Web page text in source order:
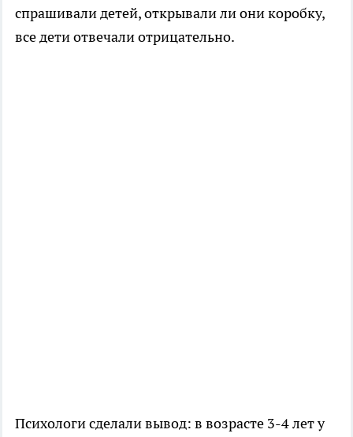
спрашивали детей, открывали ли они коробку,
все дети отвечали отрицательно.
Психологи сделали вывод: в возрасте 3-4 лет у